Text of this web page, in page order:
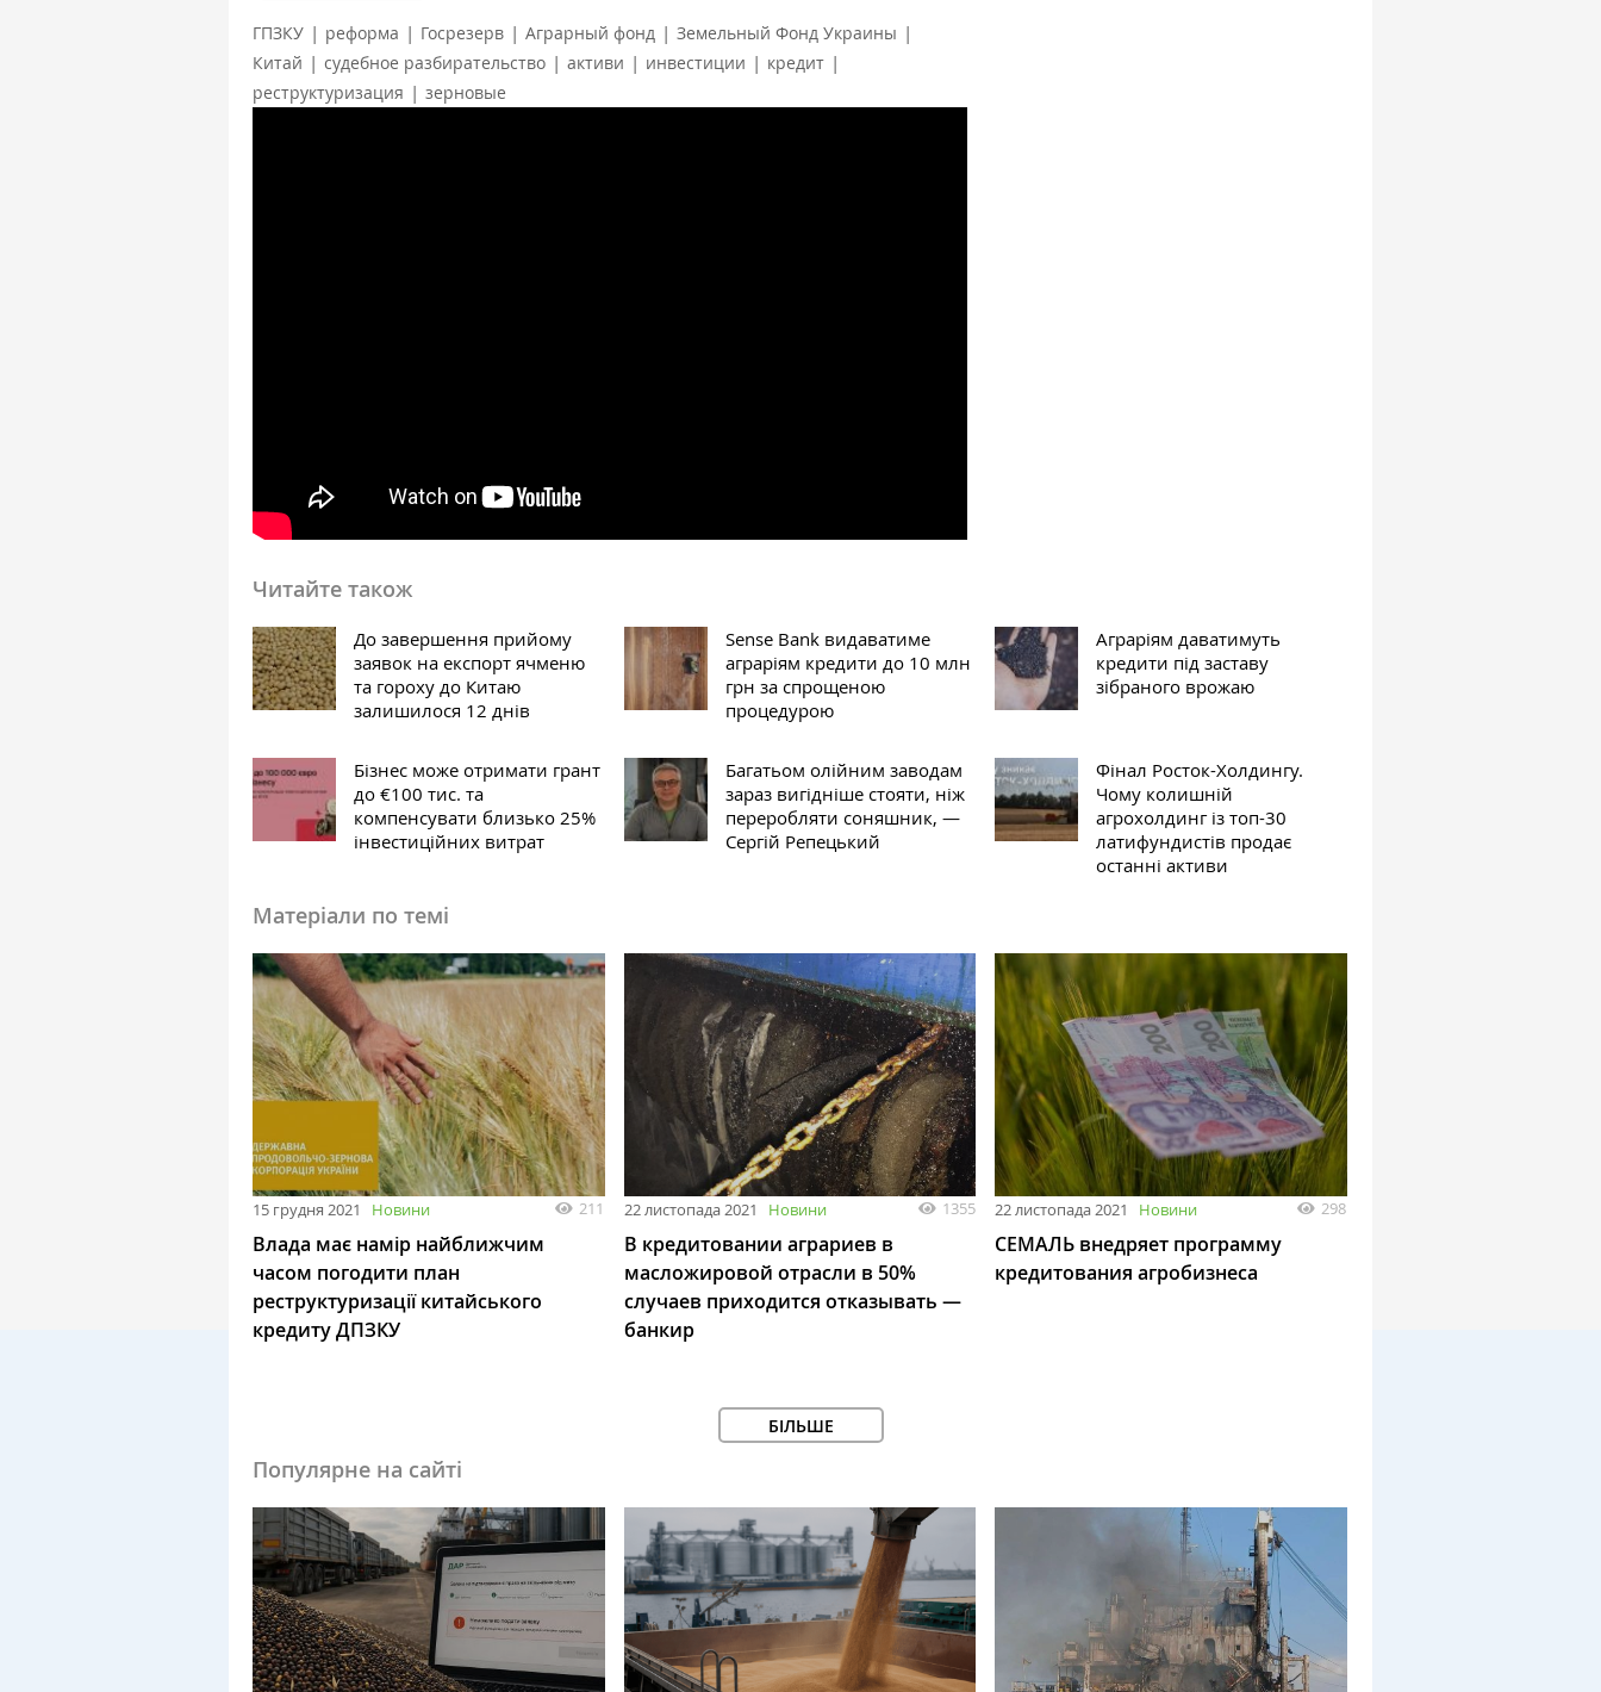
ГПЗКУ | реформа | Госрезерв | Аграрный фонд | Земельный Фонд Украины |
Китай | судебное разбирательство | активи | инвестиции | кредит |
реструктуризация | зерновые
Читайте також
До завершення прийому
заявок на експорт ячменю
та гороху до Китаю
залишилося 12 днів
Sense Bank видаватиме
аграріям кредити до 10 млн
грн за спрощеною
процедурою
Аграріям даватимуть
кредити під заставу
зібраного врожаю
Бізнес може отримати грант
до €100 тис. та
компенсувати близько 25%
інвестиційних витрат
Багатьом олійним заводам
зараз вигідніше стояти, ніж
переробляти соняшник, —
Сергій Репецький
Фінал Росток-Холдингу.
Чому колишній
агрохолдинг із топ-30
латифундистів продає
останні активи
Матеріали по темі
15 грудня 2021 Новини 211
Влада має намір найближчим
часом погодити план
реструктуризації китайського
кредиту ДПЗКУ
22 листопада 2021 Новини 1355
В кредитовании аграриев в
масложировой отрасли в 50%
случаев приходится отказывать —
банкир
22 листопада 2021 Новини 298
СЕМАЛЬ внедряет программу
кредитования агробизнеса
БІЛЬШЕ
Популярне на сайті